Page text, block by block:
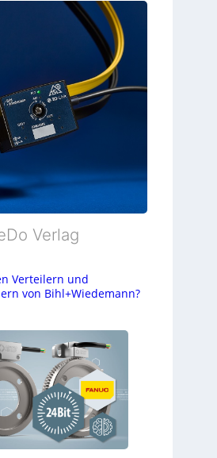
Verlag
Verteilern und
von Bihl+Wiedemann?